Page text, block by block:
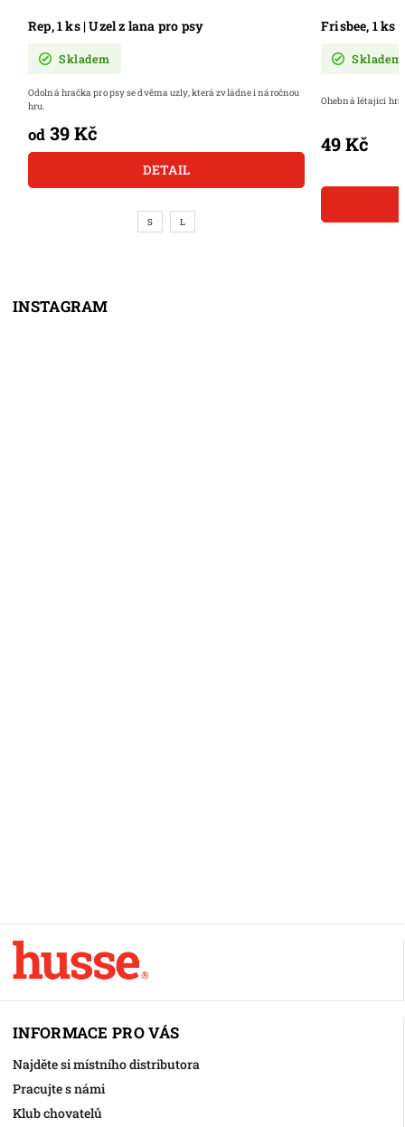
Rep, 1 ks | Uzel z lana pro psy
Skladem
od 39 Kč
DETAIL
Odolná hračka pro psy se dvěma uzly, která zvládne i náročnou
hru.
S L
Frisbee, 1 ks
Skladem
49 Kč
Ohebná létající
INFORMACE PRO VÁS
Najděte si místního distributora
Pracujte s námi
Klub chovatelů
INSTAGRAM